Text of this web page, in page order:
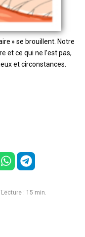
» se brouillent. Notre
et ce qui ne l’est pas,
et circonstances.
Lecture : 15 min.